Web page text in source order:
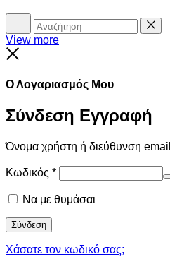
Αναζήτηση Reset
View more
Ο Λογαριασμός Μου
Σύνδεση Εγγραφή
Όνομα χρήστη ή διεύθυνση email
Κωδικός *
Να με θυμάσαι
Σύνδεση
Χάσατε τον κωδικό σας;